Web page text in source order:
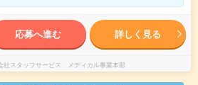
応募へ進む 詳しく見る
社スタッフサービス メディカル事業本部